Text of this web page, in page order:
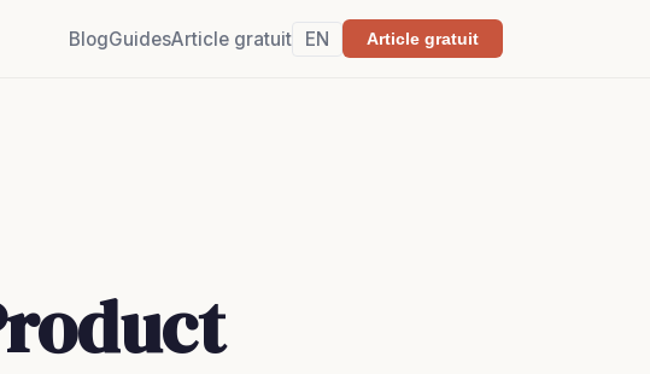
BlogGuidesArticle gratuit EN Article gratuit